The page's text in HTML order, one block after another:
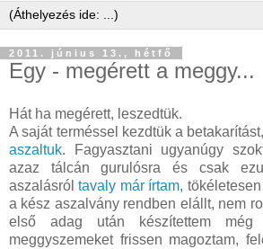
2011. június 13., hétfő
Egy - megérett a meggy...
Hát ha megérett, leszedtük.
A saját terméssel kezdtük a
aszaltuk. Fagyasztani ugyanúgy
azaz tálcán gurulósra és csak
aszalásróltavaly már írtam,
a kész aszalvány rendben elállt, nem
első adag után készítettem
meggyszemeket frissen magoztam,